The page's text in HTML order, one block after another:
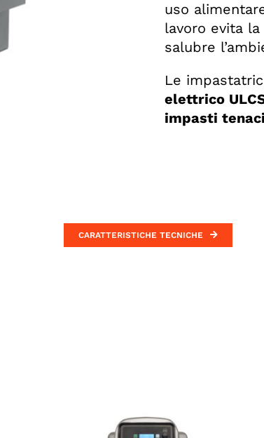
uso
lavoro evita
salubre
Le
elettrico
impasti tenaci
CARATTERISTICHE TECNICHE